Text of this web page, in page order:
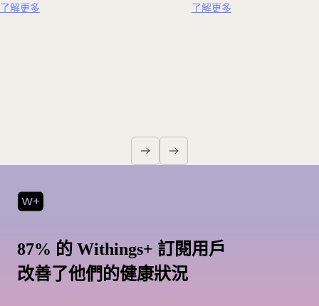
了解更多
了解更多
87% 的 Withings+ 訂閱用戶
改善了他們的健康狀況